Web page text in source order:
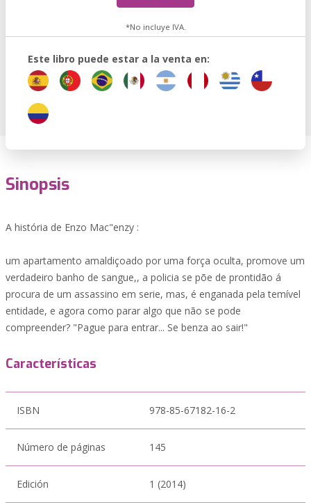
*No incluye IVA.
Este libro puede estar a la venta en:
Sinopsis
A história de Enzo Mac"enzy :
um apartamento amaldiçoado por uma força oculta, promove um
verdadeiro banho de sangue,, a policia se põe de prontidão á
procura de um assassino em serie, mas, é enganada pela temível
entidade, e agora como parar algo que não se pode
compreender? "Pague para entrar... Se benza ao sair!"
Características
ISBN 978-85-67182-16-2
Número de páginas 145
Edición 1 (2014)